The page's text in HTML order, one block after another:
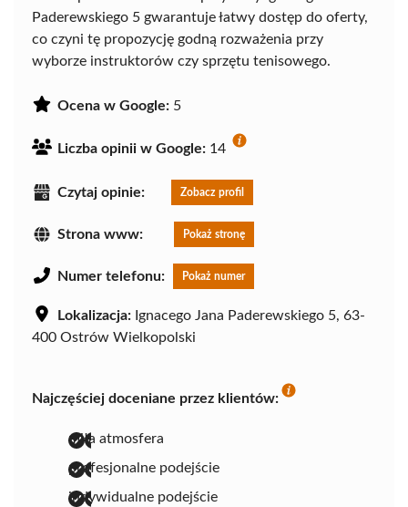
Paderewskiego 5 gwarantuje łatwy dostęp do oferty,
co czyni tę propozycję godną rozważenia przy
wyborze instruktorów czy sprzętu tenisowego.
Ocena w Google: 5
Liczba opinii w Google: 14
Czytaj opinie: Zobacz profil
Strona www: Pokaż stronę
Numer telefonu: Pokaż numer
Lokalizacja: Ignacego Jana Paderewskiego 5, 63-
400 Ostrów Wielkopolski
Najczęściej doceniane przez klientów:
miła atmosfera
profesjonalne podejście
indywidualne podejście